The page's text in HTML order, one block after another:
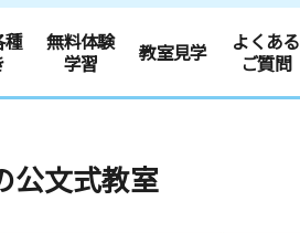
種
無料体験
学習
教室見学
よくある
ご質問
公文式教室